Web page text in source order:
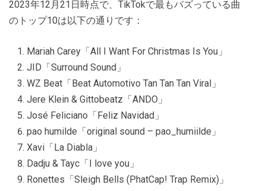
2023年12月21日時点で、TikTokで最もバズっている曲
のトップ10は以下の通りです：
Mariah Carey「All I Want For Christmas Is You」
JID「Surround Sound」
WZ Beat「Beat Automotivo Tan Tan Tan Viral」
Jere Klein & Gittobeatz「ANDO」
José Feliciano「Feliz Navidad」
pao humilde「original sound – pao_humiilde」
Xavi「La Diabla」
Dadju & Tayc「I love you」
Ronettes「Sleigh Bells (PhatCap! Trap Remix)」